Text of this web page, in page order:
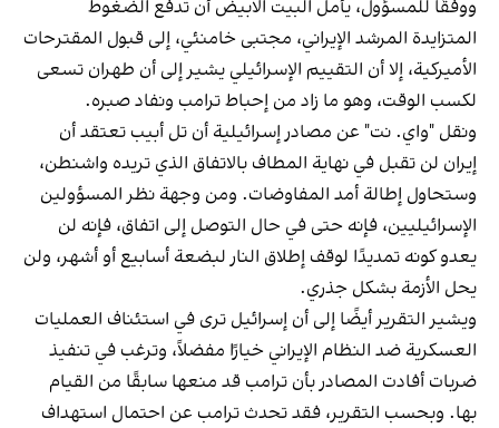
ووفقًا للمسؤول، يأمل البيت الأبيض أن تدفع الضغوط
المتزايدة المرشد الإيراني، مجتبى خامنئي، إلى قبول المقترحات
الأميركية، إلا أن التقييم الإسرائيلي يشير إلى أن طهران تسعى
لكسب الوقت، وهو ما زاد من إحباط ترامب ونفاد صبره.
ونقل "واي. نت" عن مصادر إسرائيلية أن تل أبيب تعتقد أن
إيران لن تقبل في نهاية المطاف بالاتفاق الذي تريده واشنطن،
وستحاول إطالة أمد المفاوضات. ومن وجهة نظر المسؤولين
الإسرائيليين، فإنه حتى في حال التوصل إلى اتفاق، فإنه لن
يعدو كونه تمديدًا لوقف إطلاق النار لبضعة أسابيع أو أشهر، ولن
يحل الأزمة بشكل جذري.
ويشير التقرير أيضًا إلى أن إسرائيل ترى في استئناف العمليات
العسكرية ضد النظام الإيراني خيارًا مفضلاً، وترغب في تنفيذ
ضربات أفادت المصادر بأن ترامب قد منعها سابقًا من القيام
بها. وبحسب التقرير، فقد تحدث ترامب عن احتمال استهداف